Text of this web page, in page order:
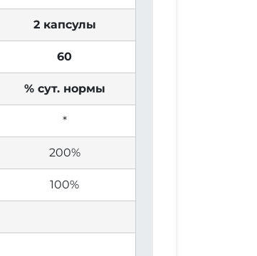
2 капсулы
60
% сут. нормы
*
200%
100%